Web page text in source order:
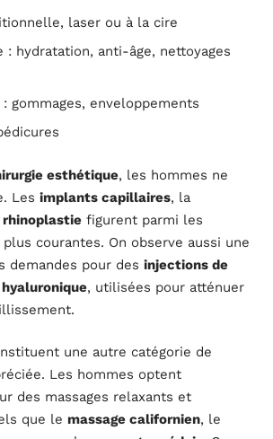
laser ou à la cire
: hydratation, anti-âge, nettoyages
gommages, enveloppements
esthétique, les hommes ne
Les implants capillaires, la
rhinoplastie figurent parmi les
courantes. On observe aussi une
demandes pour des injections de
, utilisées pour atténuer
une autre catégorie de
Les hommes optent
des massages relaxants et
que le massage californien, le